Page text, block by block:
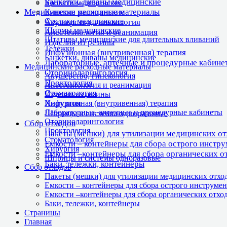
Медицинские расходные материалы
Акушерство, гинекология
Анестезиология и реанимация
Изделия из резины
Инфузионная (внутривенная) терапия
Лабораторные, аптечные и процедурные
Оториноларингология
Проктология
Стоматология
Хирургия
Шприцы и системы одноразовые
Сбор отходов
Пакеты (мешки) для утилизации медицинских
Емкости – контейнеры для сбора острого
Емкости –контейнеры для сбора органических
Баки, тележки, контейнеры
Кровати медицинские
Кушетки медицинские
Столики медицинские
Ширмы медицинские
Штативы медицинские для длительных вливаний
Тележки
Банкетки, диваны медицинские
Медицинские расходные материалы
Акушерство, гинекология
Анестезиология и реанимация
Изделия из резины
Инфузионная (внутривенная) терапия
Лабораторные, аптечные и процедурные кабинеты
Оториноларингология
Проктология
Стоматология
Хирургия
Шприцы и системы одноразовые
Сбор отходов
Пакеты (мешки) для утилизации медицинских
Емкости – контейнеры для сбора острого
Емкости –контейнеры для сбора органических
Баки, тележки, контейнеры
Страницы
Главная